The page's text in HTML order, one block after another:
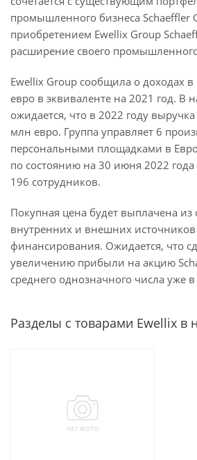
промышленного бизнеса Schaeffler
приобретением Ewellix Group
расширение своего
Ewellix Group сообщила о доходах
евро в эквиваленте на 2021 год. В
ожидается, что в 2022 году
млн евро. Группа управляет 6
персональными площадками в
по состоянию на 30 июня 2022 года
196 сотрудников.
Покупная цена будет выплачена
внутренних и внешних источников
финансирования. Ожидается, что
увеличению прибыли на акцию
среднего однозначного числа уже в
Разделы с товарами Ewellix в